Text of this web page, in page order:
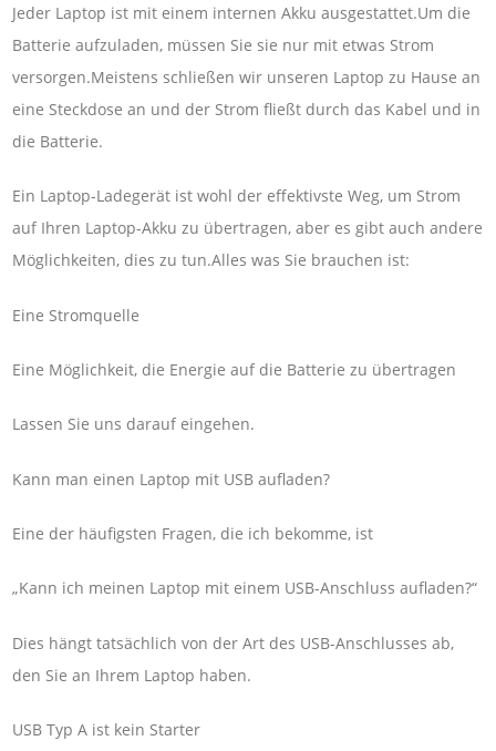
Jeder Laptop ist mit einem internen Akku ausgestattet.Um die
Batterie aufzuladen, müssen Sie sie nur mit etwas Strom
versorgen.Meistens schließen wir unseren Laptop zu Hause an
eine Steckdose an und der Strom fließt durch das Kabel und in
die Batterie.
Ein Laptop-Ladegerät ist wohl der effektivste Weg, um Strom
auf Ihren Laptop-Akku zu übertragen, aber es gibt auch andere
Möglichkeiten, dies zu tun.Alles was Sie brauchen ist:
Eine Stromquelle
Eine Möglichkeit, die Energie auf die Batterie zu übertragen
Lassen Sie uns darauf eingehen.
Kann man einen Laptop mit USB aufladen?
Eine der häufigsten Fragen, die ich bekomme, ist
„Kann ich meinen Laptop mit einem USB-Anschluss aufladen?“
Dies hängt tatsächlich von der Art des USB-Anschlusses ab,
den Sie an Ihrem Laptop haben.
USB Typ A ist kein Starter